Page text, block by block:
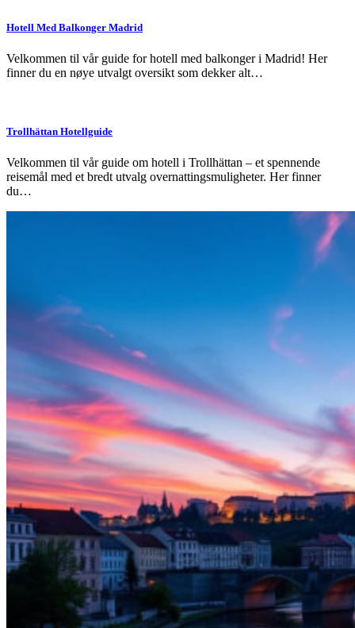
Hotell Med Balkonger Madrid
Velkommen til vår guide for hotell med balkonger i Madrid! Her
finner du en nøye utvalgt oversikt som dekker alt…
Trollhättan Hotellguide
Velkommen til vår guide om hotell i Trollhättan – et spennende
reisemål med et bredt utvalg overnattingsmuligheter. Her finner
du…